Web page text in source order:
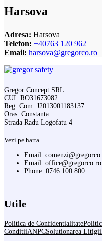
Harsova
Adresa: Harsova
Telefon: +40763 120 962
Email: harsova@gregorco.ro
Gregor Concept SRL
CUI: RO31673082
Reg. Com: J2013001183137
Oras: Constanta
Strada Radu Logofatu 4
Vezi pe harta
Email:
Email: office@gregorco.ro
Phone: 0746 100 800
Utile
Politica de Confidentialitate
ConditiiANPCSolutionarea